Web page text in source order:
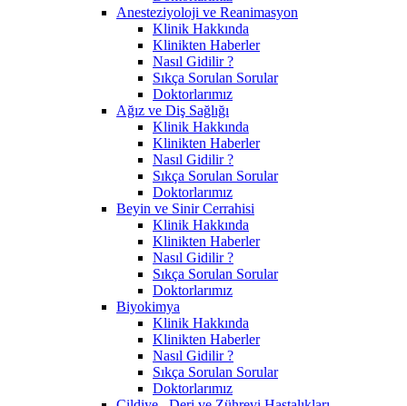
Anesteziyoloji ve Reanimasyon
Klinik Hakkında
Klinikten Haberler
Nasıl Gidilir ?
Sıkça Sorulan Sorular
Doktorlarımız
Ağız ve Diş Sağlığı
Klinik Hakkında
Klinikten Haberler
Nasıl Gidilir ?
Sıkça Sorulan Sorular
Doktorlarımız
Beyin ve Sinir Cerrahisi
Klinik Hakkında
Klinikten Haberler
Nasıl Gidilir ?
Sıkça Sorulan Sorular
Doktorlarımız
Biyokimya
Klinik Hakkında
Klinikten Haberler
Nasıl Gidilir ?
Sıkça Sorulan Sorular
Doktorlarımız